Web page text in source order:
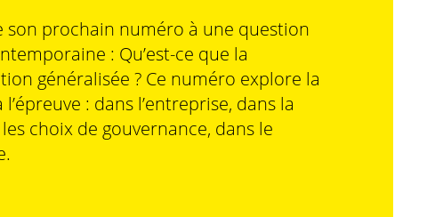
son prochain numéro à une question
: Qu’est-ce que la
généralisée ? Ce numéro explore la
: dans l’entreprise, dans la
choix de gouvernance, dans le